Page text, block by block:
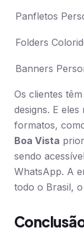
Panfletos
Folders
Banners
Os clientes
designs. E
formatos,
Boa Vista
sendo
WhatsApp. A
todo o Brasil,